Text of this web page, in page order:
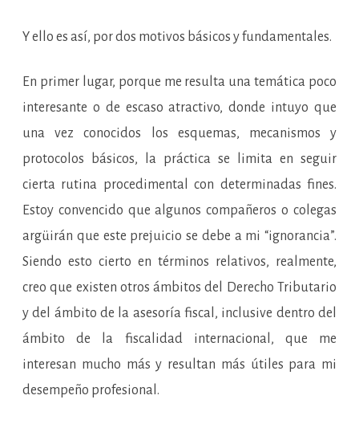
Y ello es así, por dos motivos básicos y fundamentales.
En primer lugar, porque me resulta una temática poco
interesante o de escaso atractivo, donde intuyo que
una vez conocidos los esquemas, mecanismos y
protocolos básicos, la práctica se limita en seguir
cierta rutina procedimental con determinadas fines.
Estoy convencido que algunos compañeros o colegas
argüirán que este prejuicio se debe a mi “ignorancia”.
Siendo esto cierto en términos relativos, realmente,
creo que existen otros ámbitos del Derecho Tributario
y del ámbito de la asesoría fiscal, inclusive dentro del
ámbito de la fiscalidad internacional, que me
interesan mucho más y resultan más útiles para mi
desempeño profesional.